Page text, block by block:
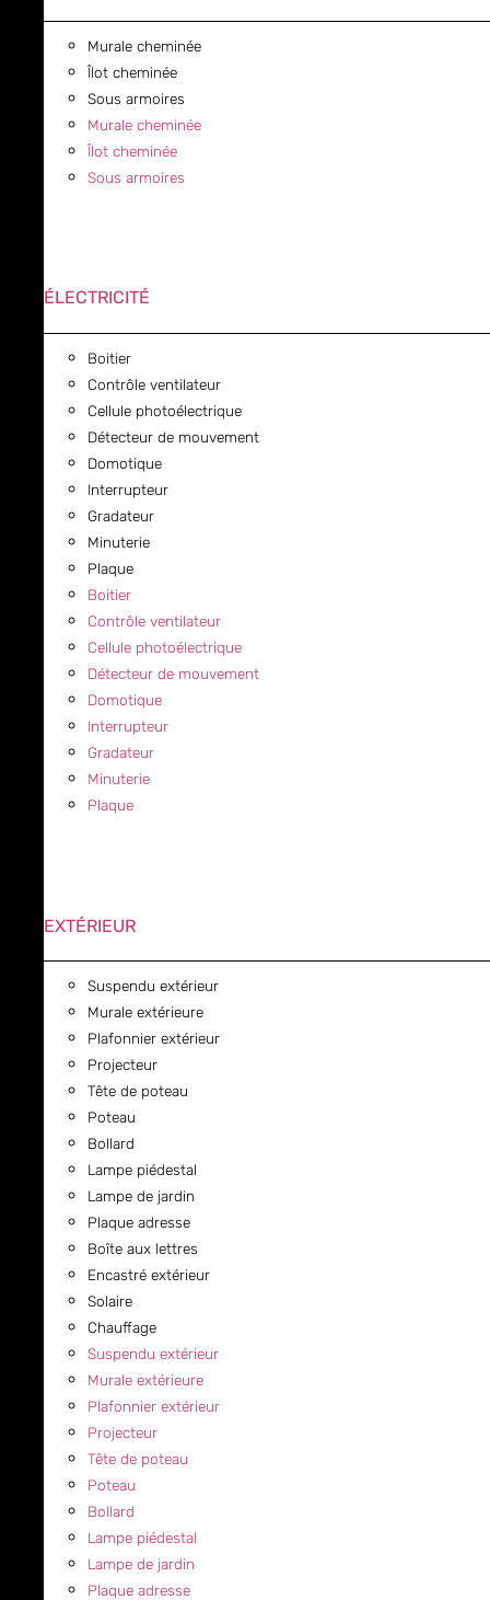
Murale cheminée
Îlot cheminée
Sous armoires
Murale cheminée
Îlot cheminée
Sous armoires
ÉLECTRICITÉ
Boitier
Contrôle ventilateur
Cellule photoélectrique
Détecteur de mouvement
Domotique
Interrupteur
Gradateur
Minuterie
Plaque
Boitier
Contrôle ventilateur
Cellule photoélectrique
Détecteur de mouvement
Domotique
Interrupteur
Gradateur
Minuterie
Plaque
EXTÉRIEUR
Suspendu extérieur
Murale extérieure
Plafonnier extérieur
Projecteur
Tête de poteau
Poteau
Bollard
Lampe piédestal
Lampe de jardin
Plaque adresse
Boîte aux lettres
Encastré extérieur
Solaire
Chauffage
Suspendu extérieur
Murale extérieure
Plafonnier extérieur
Projecteur
Tête de poteau
Poteau
Bollard
Lampe piédestal
Lampe de jardin
Plaque adresse